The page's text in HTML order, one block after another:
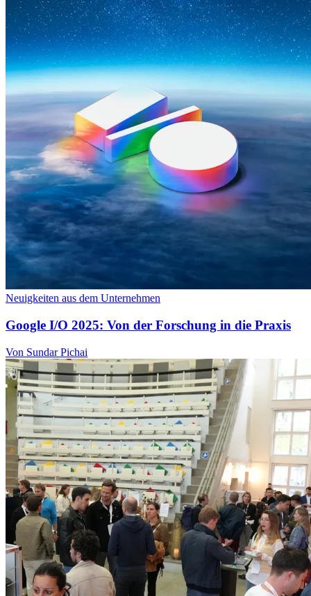
Neuigkeiten aus dem Unternehmen
Google I/O 2025: Von der Forschung in die Praxis
Von Sundar Pichai